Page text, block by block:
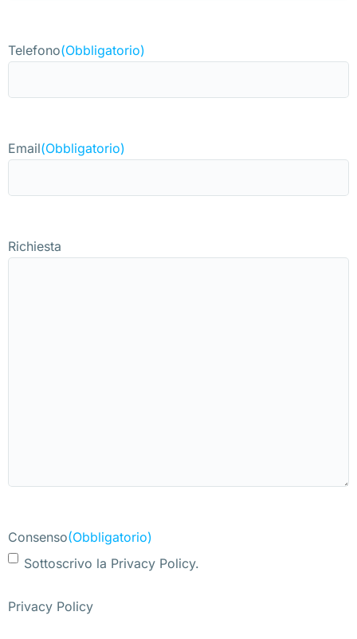
Telefono(Obbligatorio)
Email(Obbligatorio)
Richiesta
Consenso(Obbligatorio)
Sottoscrivo la Privacy Policy.
Privacy Policy